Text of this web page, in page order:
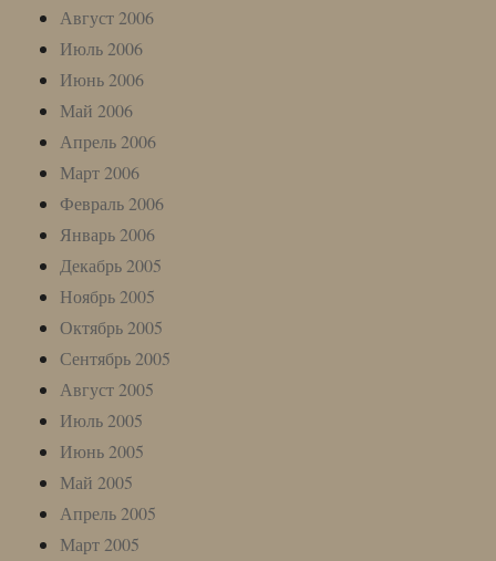
Август 2006
Июль 2006
Июнь 2006
Май 2006
Апрель 2006
Март 2006
Февраль 2006
Январь 2006
Декабрь 2005
Ноябрь 2005
Октябрь 2005
Сентябрь 2005
Август 2005
Июль 2005
Июнь 2005
Май 2005
Апрель 2005
Март 2005